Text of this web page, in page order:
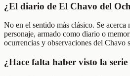
¿El diario de El Chavo del
No en el sentido más clásico. Se
personaje, armado como diario o
ocurrencias y observaciones del Chavo
¿Hace falta haber visto la